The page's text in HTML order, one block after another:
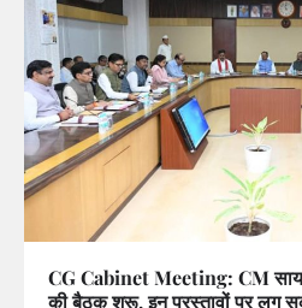
CG Cabinet Meeting: CM साय
की बैठक शुरू, इन प्रस्तावों पर लग